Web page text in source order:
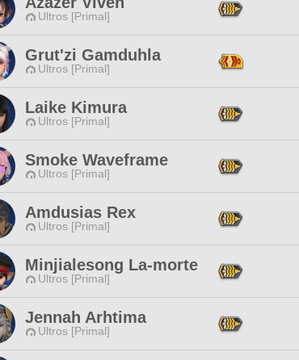
Ultros [Primal]
Grut'zi Gamduhla
Ultros [Primal]
Laike Kimura
Ultros [Primal]
Smoke Waveframe
Ultros [Primal]
Amdusias Rex
Ultros [Primal]
Minjialesong La-morte
Ultros [Primal]
Jennah Arhtima
Ultros [Primal]